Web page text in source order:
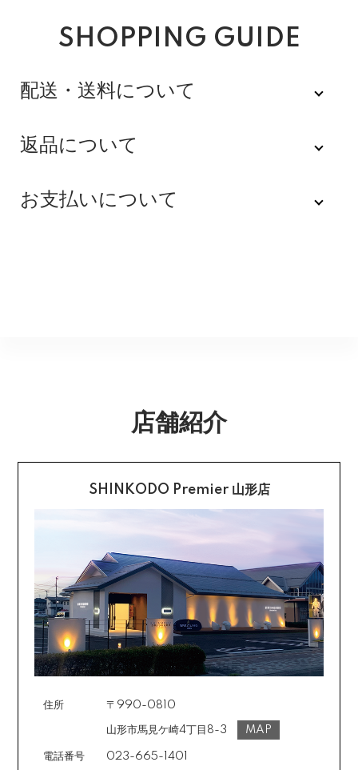
SHOPPING GUIDE
配送・送料について
佐川急便
全品送料無料にてお届けいたします。
※配達時間を指定できない地域（郡部以下は時間指定不
配送・送料の詳細はこちら
返品について
不良品
不良品に該当する場合は当方で負担いたします。返送希
知らせいたしますので、その後着払いでお送りくださ
返品の詳細はこちら
お支払いについて
カード不要の分割払い 【無金利で最大
60回分割】
《ショッピングクレジット》
ご注文受付メールにあわせて、お手続き用のURLをEメ
ールまたはショートメールにてお送りいたします。必要
事項をご入力の上、お手続きをお願いいたします。分割
回数は基本的に10～60回の中からお選びいただきま
場合によっては2～6回も可能ですのでご希望のお客様は
ご注文時に備考欄でお知らせください。※ショッピングク
店舗紹介
SHINKODO Premier 山形店
住所 〒990-0810
山形市馬見ケ崎4丁目8-3 MAP
電話番号 023-665-1401